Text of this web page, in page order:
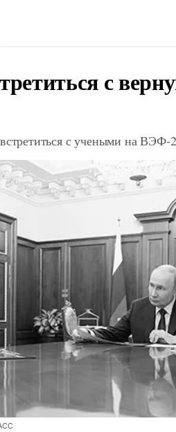
с
с учеными на ВЭФ-